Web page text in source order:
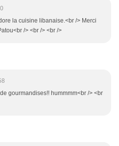
la cuisine libanaise.<br /> Merci
/> <br /> <br />
gourmandises!! hummmm<br /> <br